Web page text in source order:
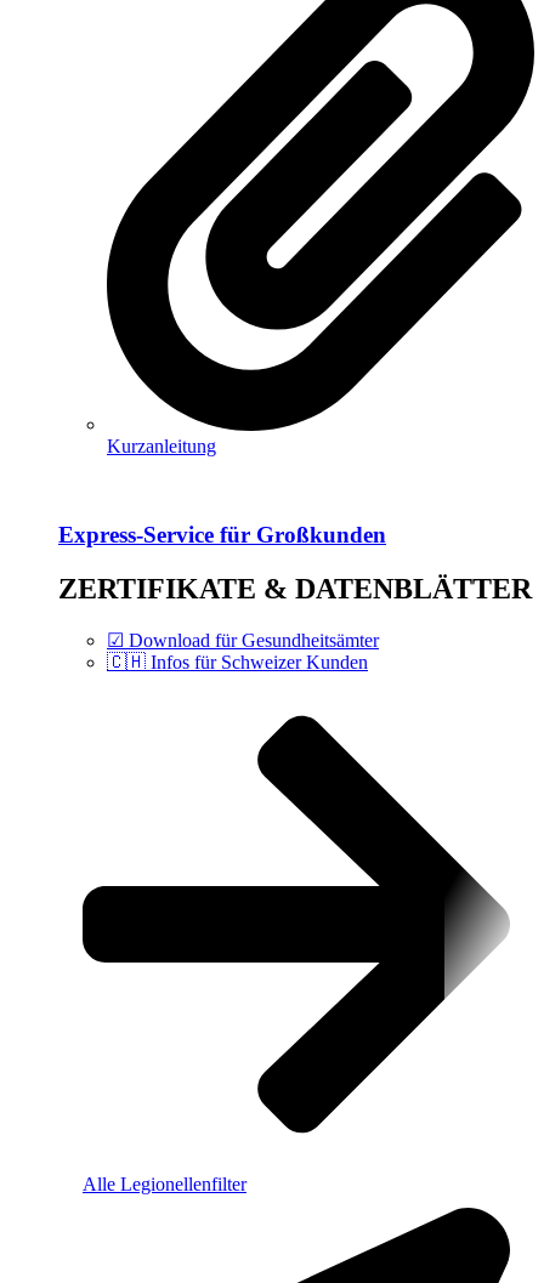
Kurzanleitung
Express-Service für Großkunden
ZERTIFIKATE & DATENBLÄTTER
☑ Download für Gesundheitsämter
🇨🇭 Infos für Schweizer Kunden
Alle Legionellenfilter